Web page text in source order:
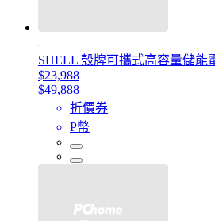
SHELL 殼牌可攜式高容量儲能
$23,988
$49,888
折價券
P幣